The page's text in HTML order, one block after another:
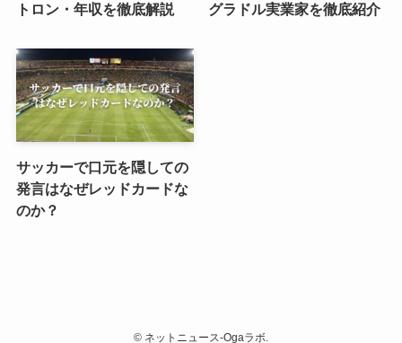
トロン・年収を徹底解説
グラドル実業家を徹底紹介
サッカーで口元を隠しての
発言はなぜレッドカードな
のか？
© ネットニュース-Ogaラボ.